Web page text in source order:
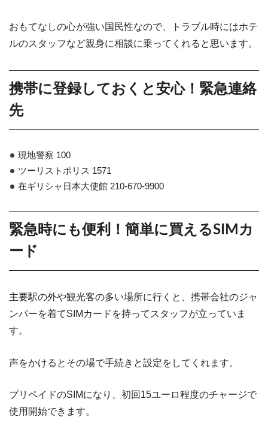
おもてなしの心が強い国民性なので、トラブル時にはホテ
ルのスタッフなど親身に相談に乗ってくれると思います。
携帯に登録しておくと安心！緊急連絡
先
現地警察 100
ツーリストポリス 1571
在ギリシャ日本大使館 210-670-9900
緊急時にも便利！簡単に買えるSIMカ
ード
主要駅の外や観光客の多い場所に行くと、携帯会社のジャ
ンパーを着てSIMカードを持ってスタッフが立っていま
す。
声をかけるとその場で手続きと設定をしてくれます。
プリペイドのSIMになり、初回15ユーロ程度のチャージで
使用開始できます。